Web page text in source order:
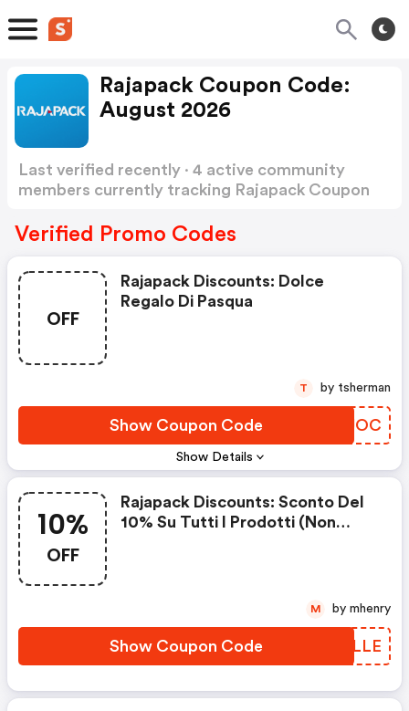
Rajapack Coupon Code:
August 2026
Last verified recently · 4 active community
members currently tracking Rajapack Coupon
Verified Promo Codes
OFF
Show Details
Rajapack Discounts: Dolce
Regalo Di Pasqua
Show Coupon Code GPGUOC
T by tsherman
10%
OFF
Rajapack Discounts: Sconto Del
10% Su Tutti I Prodotti (non
Ordini Contenenti Almeno Tre
249€ Iva Esclusa
Show Coupon Code LVVLLE
M by mhenry